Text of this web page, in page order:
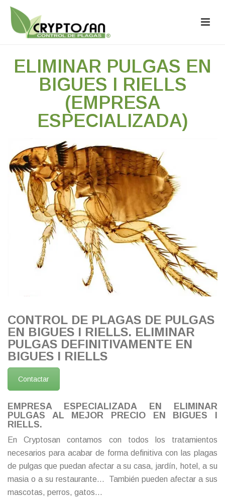
ELIMINAR PULGAS EN
BIGUES I RIELLS
(EMPRESA
ESPECIALIZADA)
CONTROL DE PLAGAS DE PULGAS
EN BIGUES I RIELLS. ELIMINAR
PULGAS DEFINITIVAMENTE EN
BIGUES I RIELLS
Contactar
EMPRESA ESPECIALIZADA EN ELIMINAR
PULGAS AL MEJOR PRECIO EN BIGUES I
RIELLS.
En Cryptosan contamos con todos los tratamientos
necesarios para acabar de forma definitiva con las plagas
de pulgas que puedan afectar a su casa, jardín, hotel, a su
masia o a su restaurante… También pueden afectar a sus
mascotas, perros, gatos…